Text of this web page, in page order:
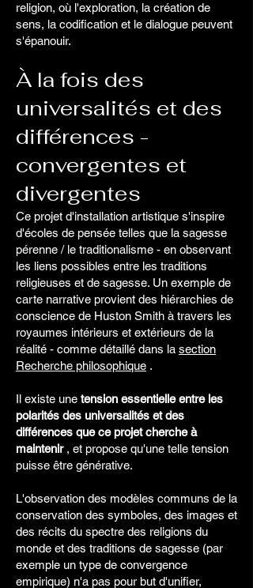
religion, où l'exploration, la création de
sens, la codification et le dialogue peuvent
s'épanouir.
À la fois des
universalités et des
différences -
convergentes et
divergentes
Ce projet d'installation artistique s'inspire
d'écoles de pensée telles que la sagesse
pérenne / le traditionalisme - en observant
les liens possibles entre les traditions
religieuses et de sagesse. Un exemple de
carte narrative provient des hiérarchies de
conscience de Huston Smith à travers les
royaumes intérieurs et extérieurs de la
réalité - comme détaillé dans la section
Recherche philosophique .
Il existe une tension essentielle entre les
polarités des universalités et des
différences que ce projet cherche à
maintenir, et propose qu'une telle tension
puisse être générative.
L'observation des modèles communs de la
conservation des symboles, des images et
des récits du spectre des religions du
monde et des traditions de sagesse (par
exemple un type de convergence
empirique) n'a pas pour but d'unifier,